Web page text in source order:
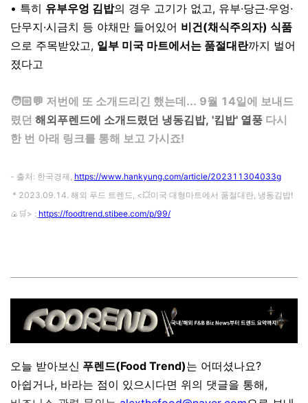
• 특히 유부우엉 김밥의 경우 고기가 없고, 유부·당근·우엉·
단무지·시금치 등 야채만 들어있어 비건(채식주의자) 식품
으로 주목받았고, 일부 미국 마트에서는 품절대란까지 벌어
졌다고
🧑🏻💬 저번에 또 소개드리긴 했는데... 9월 14일에 보내드
렸던 해외푸렌드에 소개드렸던 냉동김밥, '킴밥' 열풍 다시
한 번 아래 링크를 통해 보고 가시죠!
- 출처: 한국경제, https://www.hankyung.com/article/202311304033g
* 2023.09.14. 해외 푸드 트렌드, <💥미국 대형마트에서 품절대란, 냉동김밥!
🍙🛒> : https://foodtrend.stibee.com/p/99/
오늘 받아보신 푸렌드(Food Trend)는 어떠셨나요?
아쉽거나, 바라는 점이 있으시다면 위의 댓글을 통해,